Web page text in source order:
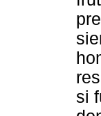
si